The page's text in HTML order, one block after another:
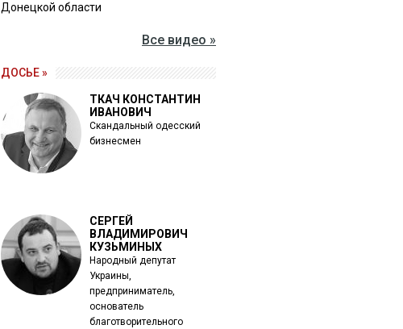
Донецкой области
Все видео »
ДОСЬЕ »
ТКАЧ КОНСТАНТИН
ИВАНОВИЧ
Скандальный одесский
бизнесмен
СЕРГЕЙ
ВЛАДИМИРОВИЧ
КУЗЬМИНЫХ
Народный депутат
Украины,
предприниматель,
основатель
благотворительного